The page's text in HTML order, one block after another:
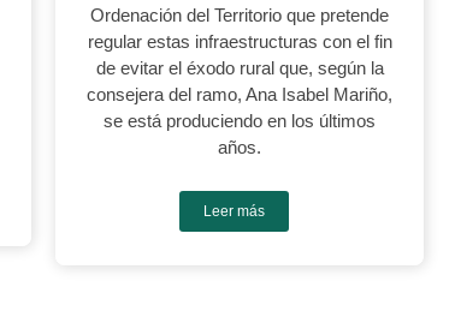
Ordenación del Territorio que pretende
regular estas infraestructuras con el fin
de evitar el éxodo rural que, según la
consejera del ramo, Ana Isabel Mariño,
se está produciendo en los últimos
años.
Leer más